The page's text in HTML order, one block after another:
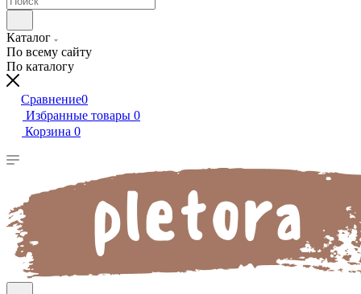
Каталог
По всему сайту
По каталогу
Сравнение0
Избранные товары 0
Корзина 0